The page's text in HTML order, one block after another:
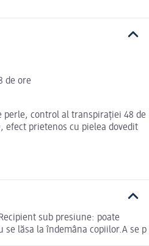
de ore
perle, control al transpirației 48 de
efect prietenos cu pielea dovedit
sub presiune: poate
se lăsa la îndemâna copiilor.A se p